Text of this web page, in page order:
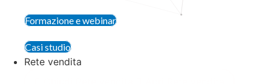
Formazione e webinar
Casi studio
Rete vendita